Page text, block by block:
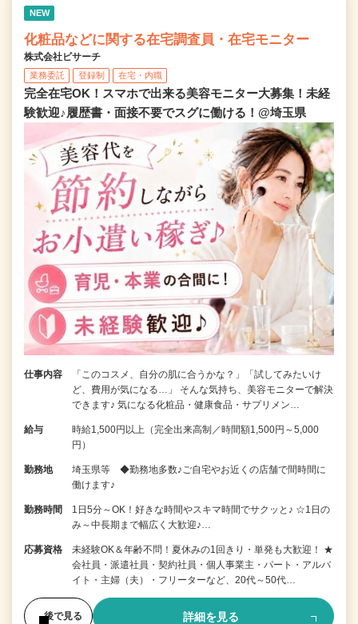
NEW
化粧品などに関する在宅調査員・在宅モニター
株式会社ビサーチ
業務委託 登録制 在宅・内職
完全在宅OK！スマホで出来る美容モニター大募集！未経
験歓迎♪履歴書・面接不要でスグに働ける！@埼玉県
仕事内容
「このコスメ、自分の肌に合うかな？」「試してみたいけ
ど、費用が気になる…」 そんな気持ち、美容モニターで解決
できます♪ 気になる化粧品・健康食品・サプリメン…
給与
時給1,500円以上（完全出来高制／時間額1,500円～5,000
円）
勤務地
埼玉県等 ◆勤務地多数♪ご自宅やお近くの店舗で間時間に
働けます♪
勤務時間
1日5分～OK！好きな時間やスキマ時間でサクッと♪ ☆1日の
み～中長期まで幅広く大歓迎♪…
応募資格
未経験OK＆年齢不問！夏休みの1回きり・単発も大歓迎！ ★
会社員・派遣社員・契約社員・個人事業主・パート・アルバ
イト・主婦（夫）・フリーターなど、20代～50代…
後で見る 詳細を見る